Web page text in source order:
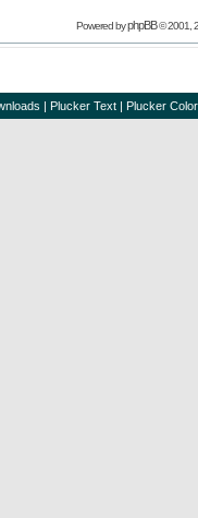
Powered byphpBB© 2001,
| Plucker Text | Plucker Color